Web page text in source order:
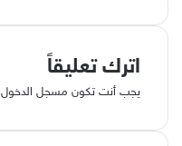
اترك تعليقاً
يجب أنت تكون مسجل الدخول